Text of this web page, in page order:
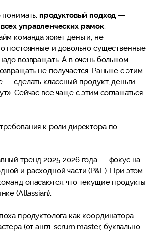
понимать: продуктовый подход —
управленческих рамок.
команда жжет деньги, не
постоянные и довольно существенные
возвращать. А в очень большом
не получается. Раньше с этим
— сделать классный продукт, деньги
Сейчас все чаще с этим соглашаться
к роли директора по
тренд 2025-2026 года — фокус на
и расходной части (P&L). При этом
опасаются, что текущие продукты
(Atlassian).
продуктолога как координатора
(от англ. scrum master, буквально